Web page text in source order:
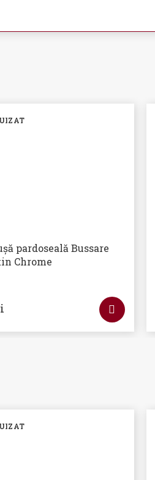
pardoseală Bussare
Chrome